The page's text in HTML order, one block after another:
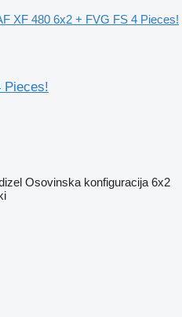
XF 480 6x2 + FVG FS 4 Pieces!
Pieces!
Osovinska konfiguracija 6x2